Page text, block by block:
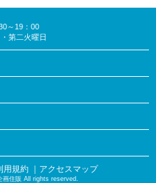
～19：00
第二火曜日
用規約 ｜アクセスマップ
住販 All rights reserved.